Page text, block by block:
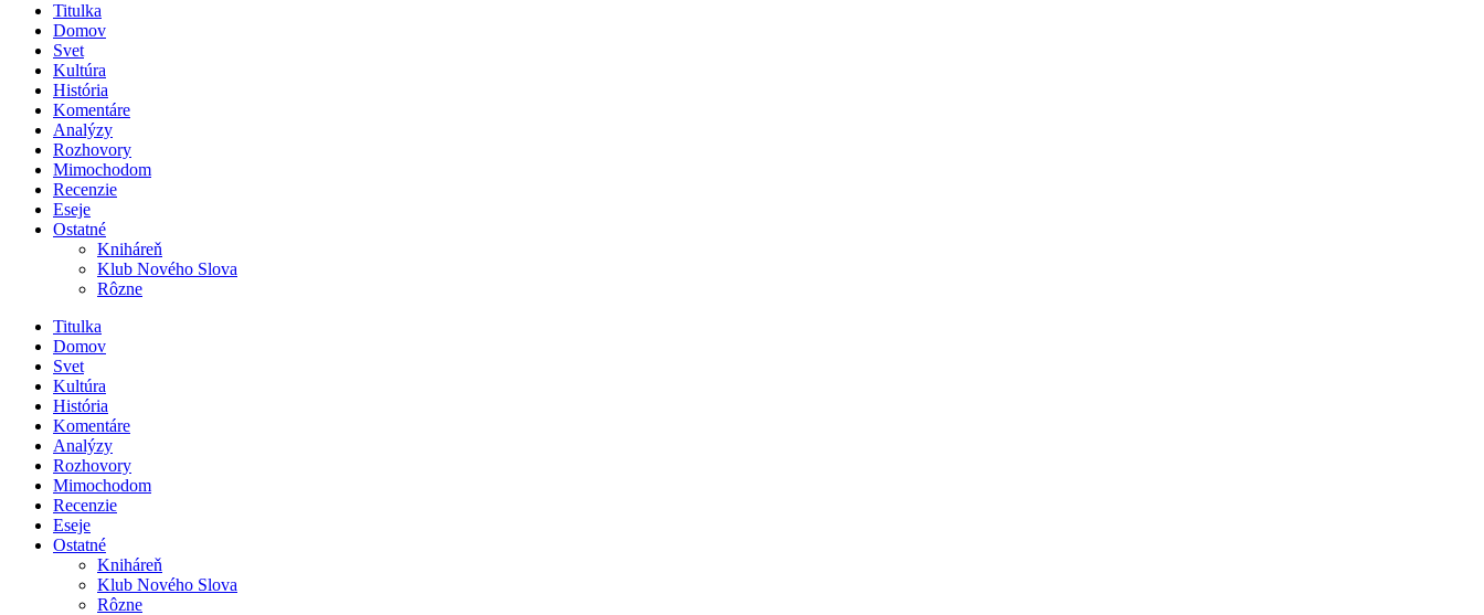
Titulka
Domov
Svet
Kultúra
História
Komentáre
Analýzy
Rozhovory
Mimochodom
Recenzie
Eseje
Ostatné
Kniháreň
Klub Nového Slova
Rôzne
Titulka
Domov
Svet
Kultúra
História
Komentáre
Analýzy
Rozhovory
Mimochodom
Recenzie
Eseje
Ostatné
Kniháreň
Klub Nového Slova
Rôzne